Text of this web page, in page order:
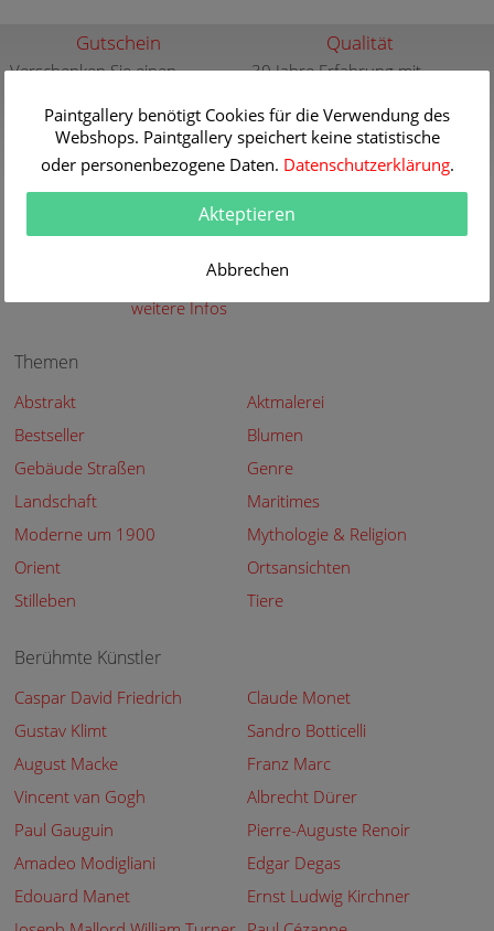
Gutschein
Verschenken Sie einen
hochwertige Kunstkopie
weitere Infos
Qualität
30 Jahre Erfahrung mit
Reproduktionen
weitere Infos
Aktuelle und neue
Aktuelle und neue Gemälde
weitere Infos
Sicher Kaufen - Sicher
Bezahlen
Themen
Abstrakt
Aktmalerei
Bestseller
Blumen
Gebäude Straßen
Genre
Landschaft
Maritimes
Moderne um 1900
Mythologie & Religion
Orient
Ortsansichten
Stilleben
Tiere
Berühmte Künstler
Caspar David Friedrich
Claude Monet
Gustav Klimt
Sandro Botticelli
August Macke
Franz Marc
Vincent van Gogh
Albrecht Dürer
Paul Gauguin
Pierre-Auguste Renoir
Amadeo Modigliani
Edgar Degas
Edouard Manet
Ernst Ludwig Kirchner
Paintgallery benötigt Cookies für die Verwendung des
Webshops. Paintgallery speichert keine statistische
oder personenbezogene Daten. Datenschutzerklärung.
Akteptieren
Abbrechen